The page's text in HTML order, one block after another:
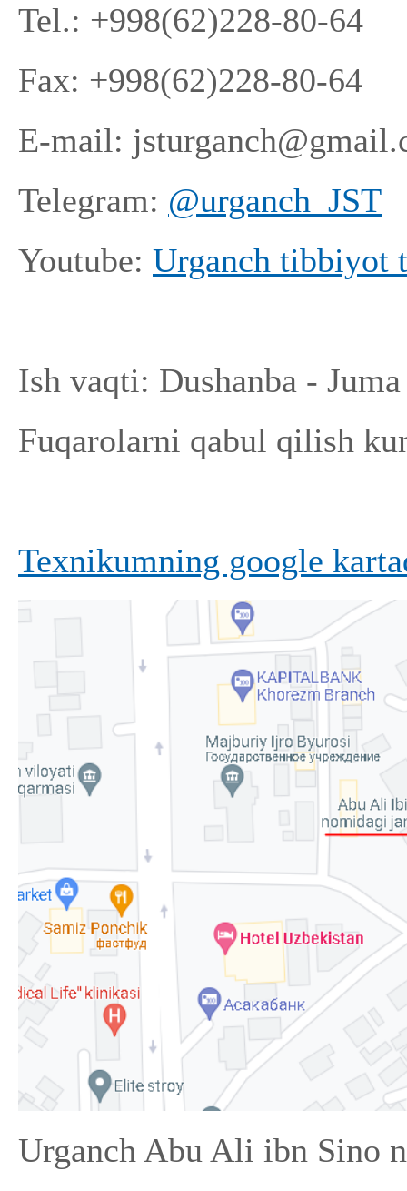
Tel.: +998(62)228-80-64
Fax: +998(62)228-80-64
E-mail:
Telegram: @urganch_JST
Youtube: Urganch tibbiyot
Ish vaqti: Dushanba -
Fuqarolarni qabul qilish
Texnikumning google
Urganch Abu Ali ibn Sino